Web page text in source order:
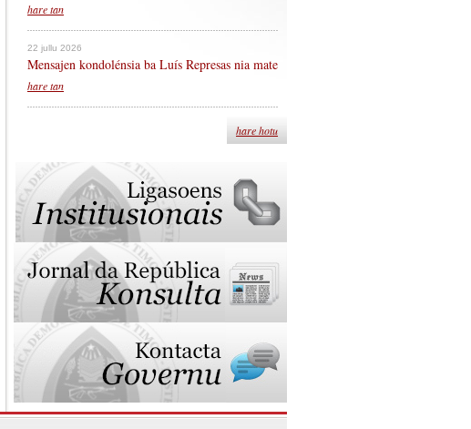
hare tan
22 jullu 2026
Mensajen kondolénsia ba Luís Represas nia mate
hare tan
hare hotu